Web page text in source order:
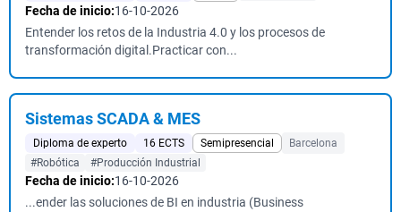
Fecha de inicio:16-10-2026
Entender los retos de la Industria 4.0 y los procesos de
transformación digital.Practicar con...
Sistemas SCADA & MES
Diploma de experto 16 ECTS Semipresencial
Barcelona
#Robótica
#Producción Industrial
Fecha de inicio:16-10-2026
...ender las soluciones de BI en industria (Business